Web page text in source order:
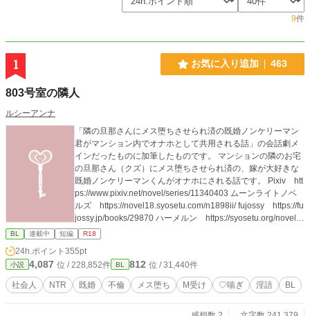
9件
1 お気に入り追加 463
803号室の隣人
ルシーアンナ
「隣の旦那さんにメス堕ちさせられ済の既婚ノンケリーマン
君がマンション内でオナホとして共用される話」の会話劇メ
インだったものに加筆したものです。 マンションの隣のお宅
の旦那さん（クズ）にメス堕ちさせられ済の、嫁が大好きな
既婚ノンケリーマンくんがオナホにされる話です。 Pixiv htt
ps://www.pixiv.net/novel/series/11340403 ムーンライトノベ
ルズ https://novel18.syosetu.com/n1898ii/ fujossy https://fu
jossy.jp/books/29870 ハーメルン https://syosetu.org/novel/4
06696/
BL 連載中 短編 R18
24h.ポイント 355pt
小説 4,087 位 / 228,852件 BL 812 位 / 31,440件
社会人 NTR 既婚 不倫 メス堕ち M受け ♡喘ぎ 淫語 BL